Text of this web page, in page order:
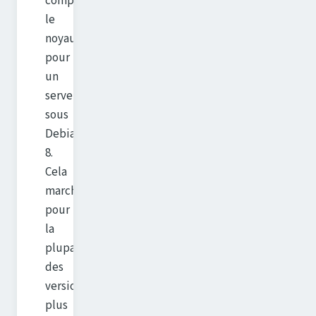
le
noyau
pour
un
serveur
sous
Debian
8.
Cela
marche
pour
la
plupart
des
versions
plus